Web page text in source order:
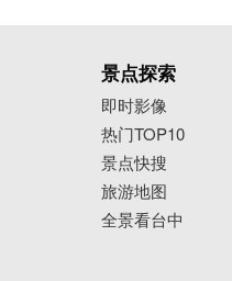
景点探索
即时影像
热门TOP10
景点快搜
旅游地图
全景看台中